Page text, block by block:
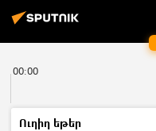
00:00
Ուղիղ եթեր